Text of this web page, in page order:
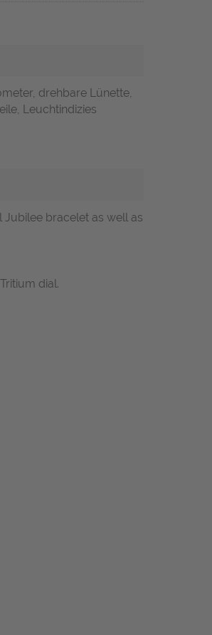
drehbare Lünette,
Leuchtindizies
Jubilee bracelet as well as
dial.